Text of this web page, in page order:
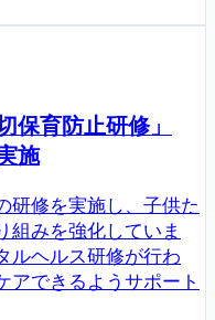
保育防止研修」
施
研修を実施し、子供た
組みを強化していま
ルヘルス研修が行わ
アできるようサポート